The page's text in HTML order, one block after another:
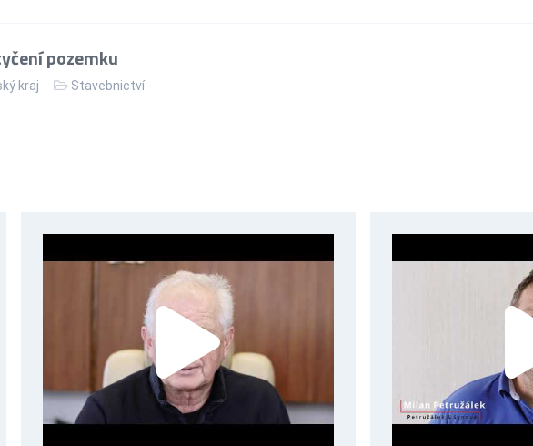
pozemku
kraj Stavebnictví